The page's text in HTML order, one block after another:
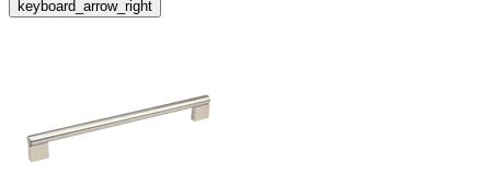
keyboard_arrow_right